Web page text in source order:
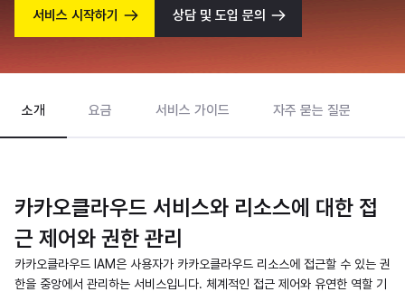
서비스 시작하기 상담 및 도입 문의
소개 요금 서비스 가이드 자주 묻는 질문
카카오클라우드 서비스와 리소스에 대한 접
근 제어와 권한 관리
카카오클라우드 IAM은 사용자가 카카오클라우드 리소스에 접근할 수 있는 권
한을 중앙에서 관리하는 서비스입니다. 체계적인 접근 제어와 유연한 역할 기